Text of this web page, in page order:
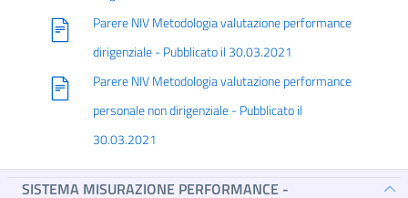
Parere NIV Metodologia valutazione performance
dirigenziale - Pubblicato il 30.03.2021
Parere NIV Metodologia valutazione performance
personale non dirigenziale - Pubblicato il
30.03.2021
SISTEMA MISURAZIONE PERFORMANCE -